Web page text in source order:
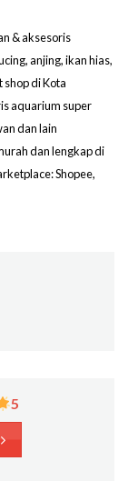
& aksesoris
anjing, ikan hias,
shop di Kota
aquarium super
dan lain
dan lengkap di
Shopee,
5